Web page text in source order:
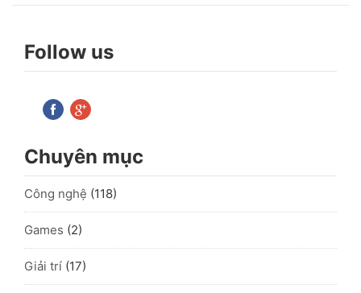
Follow us
Chuyên mục
Công nghệ (118)
Games (2)
Giải trí (17)